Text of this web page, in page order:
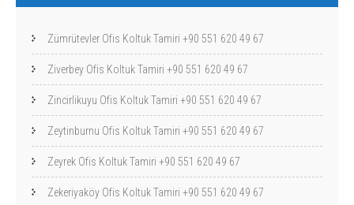
Zümrütevler Ofis Koltuk Tamiri +90 551 620 49 67
Ziverbey Ofis Koltuk Tamiri +90 551 620 49 67
Zincirlikuyu Ofis Koltuk Tamiri +90 551 620 49 67
Zeytinburnu Ofis Koltuk Tamiri +90 551 620 49 67
Zeyrek Ofis Koltuk Tamiri +90 551 620 49 67
Zekeriyaköy Ofis Koltuk Tamiri +90 551 620 49 67